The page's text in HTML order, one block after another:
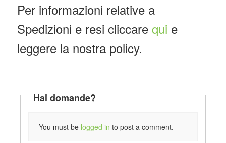
Per informazioni relative a
Spedizioni e resi cliccare qui e
leggere la nostra policy.
Hai domande?
You must be logged in to post a comment.